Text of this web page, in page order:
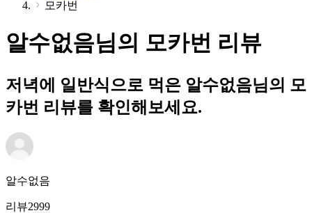
모카번
알수없음님의 모카번 리뷰
저녁에 일반식으로 먹은 알수없음님의 모
카번 리뷰를 확인해보세요.
알수없음
리뷰2999